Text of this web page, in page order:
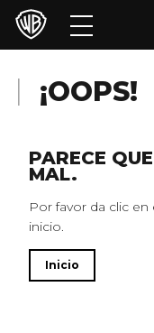
Películas
Franquicias
Colecciones
Noticias
¡OOPS!
PARECE
MAL.
Por favor da clic
inicio.
Inicio